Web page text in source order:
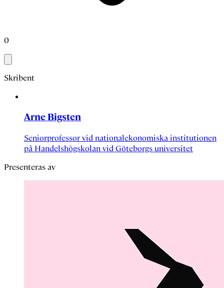
0
Skribent
Arne Bigsten
Seniorprofessor vid nationalekonomiska institutionen
på Handelshögskolan vid Göteborgs universitet
Presenteras av